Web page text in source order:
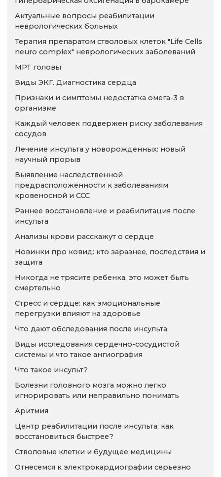
Актуальные вопросы реабилитации
неврологических больных
Терапия препаратом стволовых клеток "Life Cells
neuro complex" неврологических заболеваний
МРТ головы
Виды ЭКГ. Диагностика сердца
Признаки и симптомы недостатка омега-3 в
организме
Каждый человек подвержен риску заболевания
сосудов
Лечение инсульта у новорожденных: новый
научный прорыв
Выявление наследственной
предрасположенности к заболеваниям
кровеносной и ССС
Раннее восстановление и реабилитация после
инсульта
Анализы крови расскажут о сердце
Новинки про ковид: кто заразнее, последствия и
защита
Никогда не трясите ребенка, это может быть
смертельно
Стресс и сердце: как эмоциональные
перегрузки влияют на здоровье
Что дают обследования после инсульта
Виды исследования сердечно-сосудистой
системы и что такое ангиография
Что такое инсульт?
Болезни головного мозга можно легко
игнорировать или неправильно понимать
Аритмия
Центр реабилитации после инсульта: как
восстановиться быстрее?
Стволовые клетки и будущее медицины
Отнесемся к электрокардиографии серьезно